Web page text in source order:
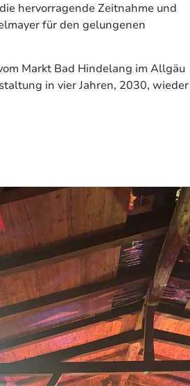
hervorragende Zeitnahme und
für den gelungenen
Markt Bad Hindelang im Allgäu
in vier Jahren, 2030, wieder